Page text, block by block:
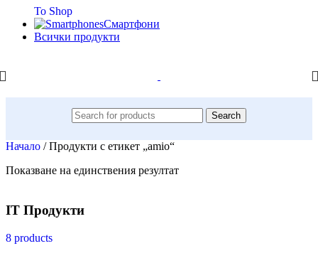
To Shop
Смартфони
Всички продукти
Search
Начало / Продукти с етикет „amio“
Показване на единствения резултат
IT Продукти
8 products